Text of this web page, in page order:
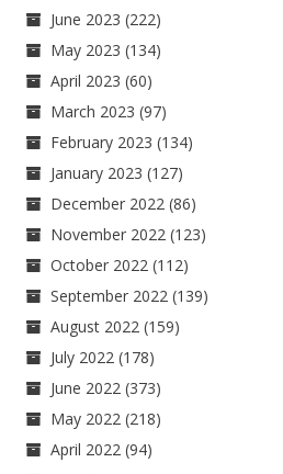
June 2023 (222)
May 2023 (134)
April 2023 (60)
March 2023 (97)
February 2023 (134)
January 2023 (127)
December 2022 (86)
November 2022 (123)
October 2022 (112)
September 2022 (139)
August 2022 (159)
July 2022 (178)
June 2022 (373)
May 2022 (218)
April 2022 (94)